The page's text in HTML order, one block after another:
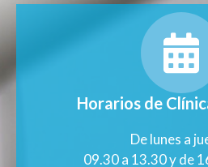
Horarios de
De lunes a
09.30 a 13.30 y de